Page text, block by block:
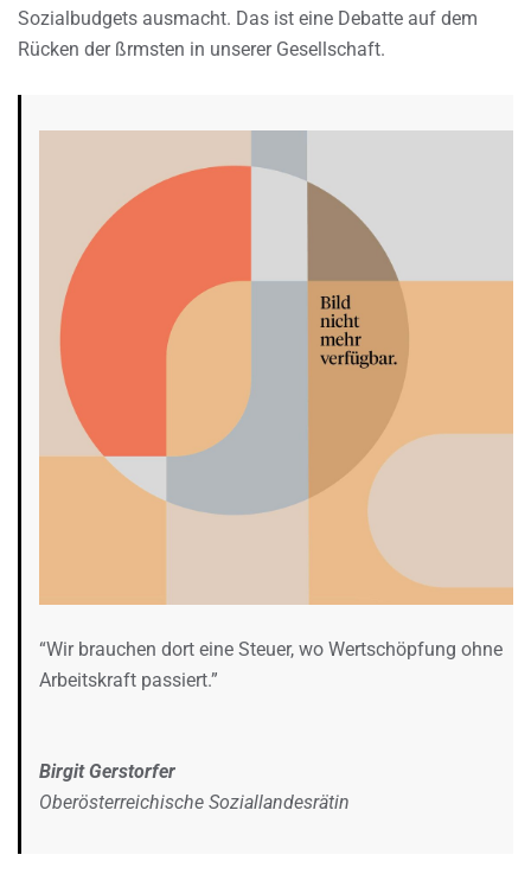
Sozialbudgets ausmacht. Das ist eine Debatte auf dem
Rücken der ßrmsten in unserer Gesellschaft.
“Wir brauchen dort eine Steuer, wo Wertschöpfung ohne
Arbeitskraft passiert.”
Birgit Gerstorfer
Oberösterreichische Soziallandesrätin